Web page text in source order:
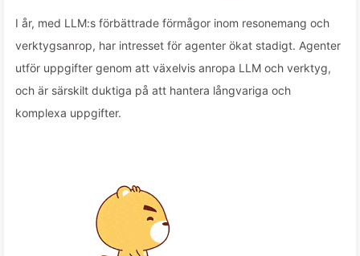
I år, med LLM:s förbättrade förmågor inom resonemang och
verktygsanrop, har intresset för agenter ökat stadigt. Agenter
utför uppgifter genom att växelvis anropa LLM och verktyg,
och är särskilt duktiga på att hantera långvariga och
komplexa uppgifter.